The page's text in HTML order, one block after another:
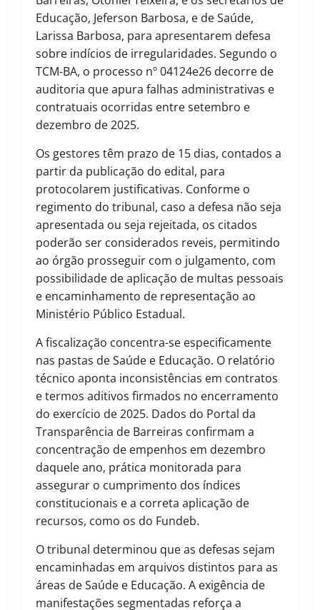
Educação, Jeferson Barbosa, e de Saúde,
Larissa Barbosa, para apresentarem defesa
sobre indícios de irregularidades. Segundo o
TCM-BA, o processo nº 04124e26 decorre de
auditoria que apura falhas administrativas e
contratuais ocorridas entre setembro e
dezembro de 2025.
Os gestores têm prazo de 15 dias, contados a
partir da publicação do edital, para
protocolarem justificativas. Conforme o
regimento do tribunal, caso a defesa não seja
apresentada ou seja rejeitada, os citados
poderão ser considerados reveis, permitindo
ao órgão prosseguir com o julgamento, com
possibilidade de aplicação de multas pessoais
e encaminhamento de representação ao
Ministério Público Estadual.
A fiscalização concentra-se especificamente
nas pastas de Saúde e Educação. O relatório
técnico aponta inconsistências em contratos
e termos aditivos firmados no encerramento
do exercício de 2025. Dados do Portal da
Transparência de Barreiras confirmam a
concentração de empenhos em dezembro
daquele ano, prática monitorada para
assegurar o cumprimento dos índices
constitucionais e a correta aplicação de
recursos, como os do Fundeb.
O tribunal determinou que as defesas sejam
encaminhadas em arquivos distintos para as
áreas de Saúde e Educação. A exigência de
manifestações segmentadas reforça a